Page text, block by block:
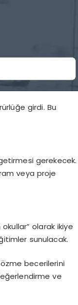
girdi. Bu
gerekecek.
veya proje
olarak ikiye
sunulacak.
becerilerini
ve